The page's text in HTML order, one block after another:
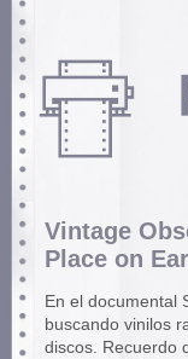
Vintage
Place on
En el documental
buscando vinilos
discos. Recuerdo